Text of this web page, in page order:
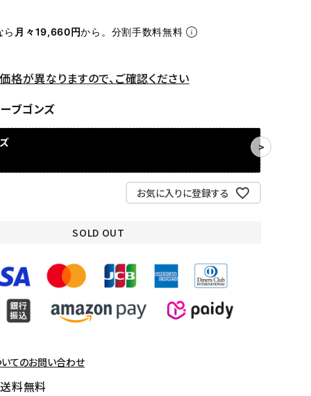
ら 月々19,660円から。分割手数料無料
格が異なりますので、ご確認ください
ブゴンズ
お気に入りに登録する
SOLD OUT
てのお問い合わせ
料無料